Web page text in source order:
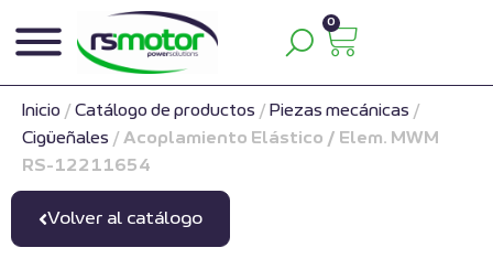
0
Inicio / Catálogo de productos / Piezas mecánicas /
Cigüeñales / Acoplamiento Elástico / Elem. MWM
RS-12211654
Volver al catálogo